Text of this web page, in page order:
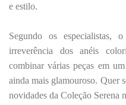
e estilo.
Segundo os especialistas,
irreverência dos anéis
combinar várias peças em
ainda mais glamouroso. Quer
novidades da Coleção Serena